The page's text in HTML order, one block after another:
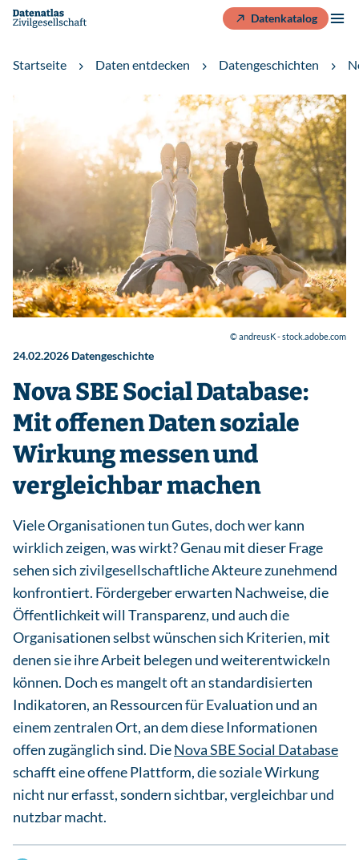
Datenkatalog
Startseite Daten entdecken Datengeschichten
© andreusK - stock.adobe.com
24.02.2026 Datengeschichte
Nova SBE Social Database:
Mit offenen Daten soziale
Wirkung messen und
vergleichbar machen
Viele Organisationen tun Gutes, doch wer kann
wirklich zeigen, was wirkt? Genau mit dieser Frage
sehen sich zivilgesellschaftliche Akteure zunehmend
konfrontiert. Fördergeber erwarten Nachweise, die
Öffentlichkeit will Transparenz, und auch die
Organisationen selbst wünschen sich Kriterien, mit
denen sie ihre Arbeit belegen und weiterentwickeln
können. Doch es mangelt oft an standardisierten
Indikatoren, an Ressourcen für Evaluation und an
einem zentralen Ort, an dem diese Informationen
offen zugänglich sind. DieNova SBE Social Database
schafft eine offene Plattform, die soziale Wirkung
nicht nur erfasst, sondern sichtbar, vergleichbar und
nutzbar macht.